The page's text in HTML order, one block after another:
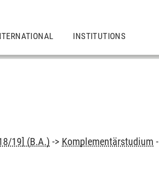
INSTITUTIONS
19] (B.A.) -> Komplementärstudium -